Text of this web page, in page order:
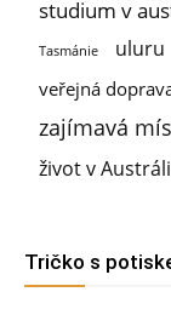
studium v
Tasmánie uluru
veřejná
zajímavá
život v
Tričko s